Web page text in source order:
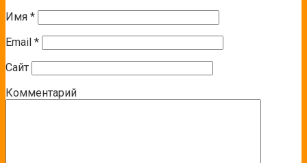
Имя *
Email *
Сайт
Комментарий